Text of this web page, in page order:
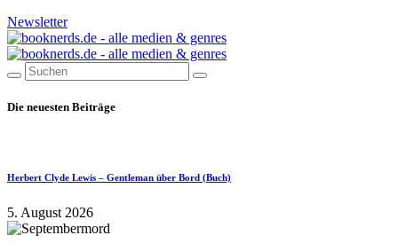
Newsletter
Die neuesten Beiträge
Herbert Clyde Lewis – Gentleman über Bord (Buch)
5. August 2026